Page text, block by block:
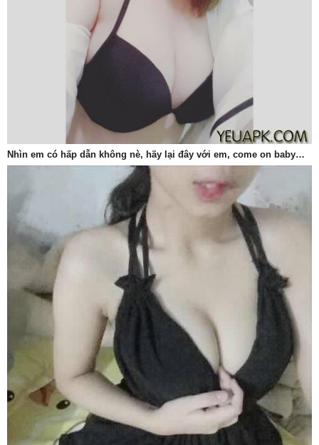
Nhìn em có hấp dẫn không nè, hãy lại đây với em, come on baby…